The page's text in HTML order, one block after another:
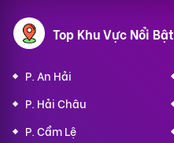
Top Khu Vực Nổi Bật
P. An Hải
P. Hải Châu
P. Cẩm Lệ